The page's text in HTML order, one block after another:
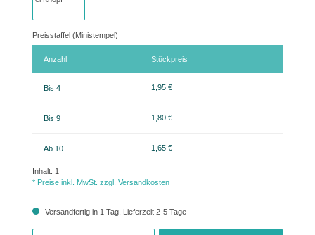
Preisstaffel (Ministempel)
Anzahl Stückpreis
Bis 4 1,95 €
Bis 9 1,80 €
Ab 10 1,65 €
Inhalt: 1
* Preise inkl. MwSt. zzgl. Versandkosten
Versandfertig in 1 Tag, Lieferzeit 2-5 Tage